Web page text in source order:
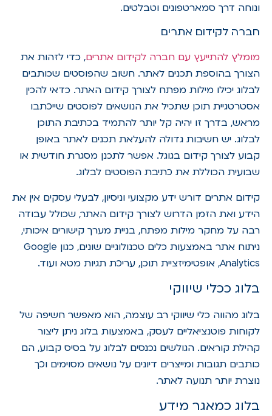
ונוחה דרך סמארטפונים וטבלטים.
חברה לקידום אתרים
מומלץ להתייעץ עם חברה לקידום אתרים, כדי לזהות את
הצורך בהוספת תכנים לאתר. חשוב שהפוסטים שכותבים
לבלוג יכילו מילות מפתח לצורך קידום האתר. כדאי להכין
אסטרטגיית תוכן שתכיל את הנושאים לפוסטים שייכתבו
מראש, בדרך זו יהיה קל יותר להתמיד בכתיבת התוכן
לבלוג. יש חשיבות גדולה להעלאת תכנים לאתר באופן
קבוע לצורך קידום בגוגל. אפשר לתכנן מסגרת חודשית או
שבועית הכוללת את כתיבת הפוסטים לבלוג.
קידום אתרים דורש ידע מקצועי וניסיון, לבעלי עסקים אין את
הידע ואת הזמן הדרוש לצורך קידום האתר, שכולל עבודה
רבה על מחקר מילות מפתח, בניית מערך קישורים איכותי,
ניתוח אתר באמצעות כלים טכנולוגיים שונים, כגון Google
Analytics, אופטימיזציית תוכן, עריכת תגיות מטא ועוד.
בלוג ככלי שיווקי
בלוג מהווה כלי שיווקי רב עוצמה, הוא מאפשר חשיפה של
לקוחות פוטנציאליים לעסק, באמצעות בלוג ניתן ליצור
קהילת קוראים. הגולשים נכנסים לבלוג על בסיס קבוע, הם
כותבים תגובות ומייצרים דיונים על נושאים מסוימים וכך
נוצרת יותר תנועה לאתר.
בלוג כמאגר מידע